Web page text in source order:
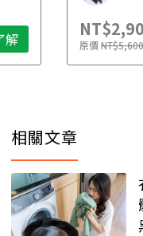
解 原價NT$5,600
相關文章